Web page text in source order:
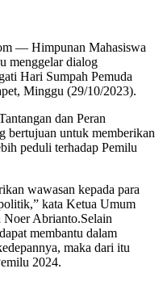
— Himpunan Mahasiswa
menggelar dialog
Hari Sumpah Pemuda
Minggu (29/10/2023).
dan Peran
bertujuan untuk memberikan
peduli terhadap Pemilu
wawasan kepada para
kata Ketua Umum
Abrianto.Selain
membantu dalam
maka dari itu
2024.